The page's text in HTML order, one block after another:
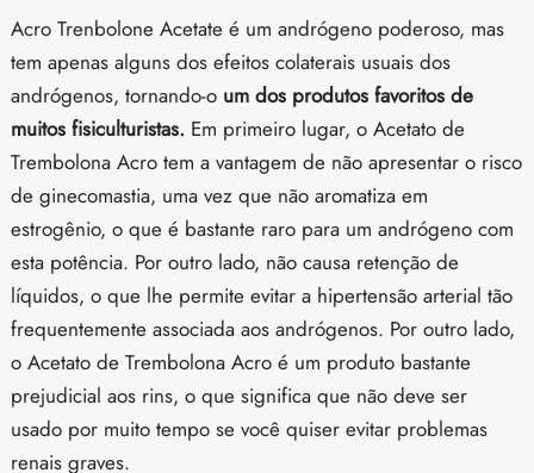
Acro Trenbolone Acetate é um andrógeno poderoso, mas
tem apenas alguns dos efeitos colaterais usuais dos
andrógenos, tornando-o um dos produtos favoritos de
muitos fisiculturistas. Em primeiro lugar, o Acetato de
Trembolona Acro tem a vantagem de não apresentar o risco
de ginecomastia, uma vez que não aromatiza em
estrogênio, o que é bastante raro para um andrógeno com
esta potência. Por outro lado, não causa retenção de
líquidos, o que lhe permite evitar a hipertensão arterial tão
frequentemente associada aos andrógenos. Por outro lado,
o Acetato de Trembolona Acro é um produto bastante
prejudicial aos rins, o que significa que não deve ser
usado por muito tempo se você quiser evitar problemas
renais graves.